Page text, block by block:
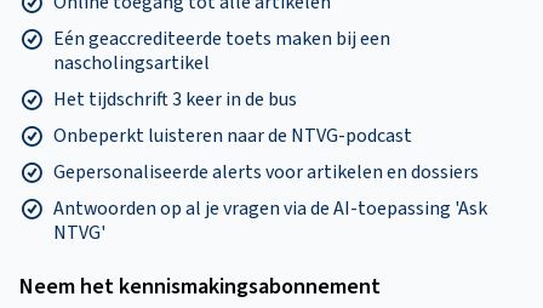
Eén geaccrediteerde toets maken bij een
nascholingsartikel
Het tijdschrift 3 keer in de bus
Onbeperkt luisteren naar de NTVG-podcast
Gepersonaliseerde alerts voor artikelen en dossiers
Antwoorden op al je vragen via de AI-toepassing 'Ask
NTVG'
Neem het kennismakings­abonnement